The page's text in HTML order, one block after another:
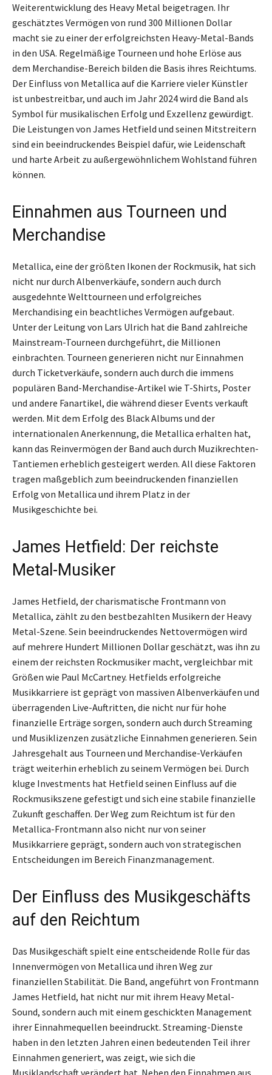
Weiterentwicklung des Heavy Metal beigetragen. Ihr
geschätztes Vermögen von rund 300 Millionen Dollar
macht sie zu einer der erfolgreichsten Heavy-Metal-Bands
in den USA. Regelmäßige Tourneen und hohe Erlöse aus
dem Merchandise-Bereich bilden die Basis ihres Reichtums.
Der Einfluss von Metallica auf die Karriere vieler Künstler
ist unbestreitbar, und auch im Jahr 2024 wird die Band als
Symbol für musikalischen Erfolg und Exzellenz gewürdigt.
Die Leistungen von James Hetfield und seinen Mitstreitern
sind ein beeindruckendes Beispiel dafür, wie Leidenschaft
und harte Arbeit zu außergewöhnlichem Wohlstand führen
können.
Einnahmen aus Tourneen und
Merchandise
Metallica, eine der größten Ikonen der Rockmusik, hat sich
nicht nur durch Albenverkäufe, sondern auch durch
ausgedehnte Welttourneen und erfolgreiches
Merchandising ein beachtliches Vermögen aufgebaut.
Unter der Leitung von Lars Ulrich hat die Band zahlreiche
Mainstream-Tourneen durchgeführt, die Millionen
einbrachten. Tourneen generieren nicht nur Einnahmen
durch Ticketverkäufe, sondern auch durch die immens
populären Band-Merchandise-Artikel wie T-Shirts, Poster
und andere Fanartikel, die während dieser Events verkauft
werden. Mit dem Erfolg des Black Albums und der
internationalen Anerkennung, die Metallica erhalten hat,
kann das Reinvermögen der Band auch durch Muzikrechten-
Tantiemen erheblich gesteigert werden. All diese Faktoren
tragen maßgeblich zum beeindruckenden finanziellen
Erfolg von Metallica und ihrem Platz in der
Musikgeschichte bei.
James Hetfield: Der reichste
Metal-Musiker
James Hetfield, der charismatische Frontmann von
Metallica, zählt zu den bestbezahlten Musikern der Heavy
Metal-Szene. Sein beeindruckendes Nettovermögen wird
auf mehrere Hundert Millionen Dollar geschätzt, was ihn zu
einem der reichsten Rockmusiker macht, vergleichbar mit
Größen wie Paul McCartney. Hetfields erfolgreiche
Musikkarriere ist geprägt von massiven Albenverkäufen und
überragenden Live-Auftritten, die nicht nur für hohe
finanzielle Erträge sorgen, sondern auch durch Streaming
und Musiklizenzen zusätzliche Einnahmen generieren. Sein
Jahresgehalt aus Tourneen und Merchandise-Verkäufen
trägt weiterhin erheblich zu seinem Vermögen bei. Durch
kluge Investments hat Hetfield seinen Einfluss auf die
Rockmusikszene gefestigt und sich eine stabile finanzielle
Zukunft geschaffen. Der Weg zum Reichtum ist für den
Metallica-Frontmann also nicht nur von seiner
Musikkarriere geprägt, sondern auch von strategischen
Entscheidungen im Bereich Finanzmanagement.
Der Einfluss des Musikgeschäfts
auf den Reichtum
Das Musikgeschäft spielt eine entscheidende Rolle für das
Innenvermögen von Metallica und ihren Weg zur
finanziellen Stabilität. Die Band, angeführt von Frontmann
James Hetfield, hat nicht nur mit ihrem Heavy Metal-
Sound, sondern auch mit einem geschickten Management
ihrer Einnahmequellen beeindruckt. Streaming-Dienste
haben in den letzten Jahren einen bedeutenden Teil ihrer
Einnahmen generiert, was zeigt, wie sich die
Musiklandschaft verändert hat. Neben den Einnahmen aus